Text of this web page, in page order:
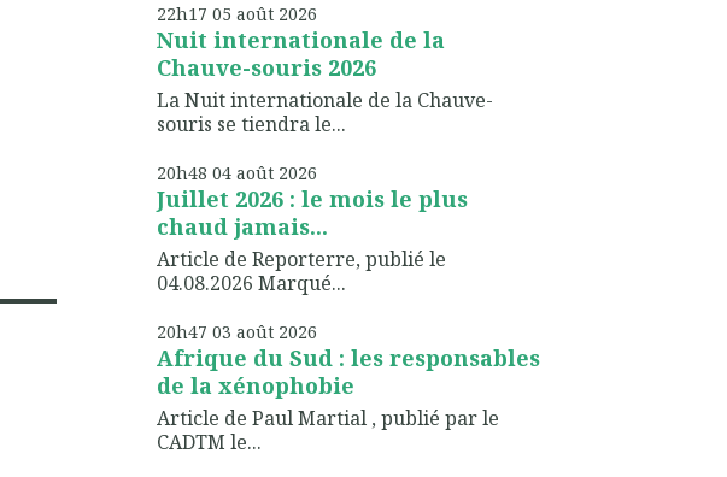
22h17 05 août 2026
Nuit internationale de la
Chauve-souris 2026
La Nuit internationale de la Chauve-
souris se tiendra le...
20h48 04 août 2026
Juillet 2026 : le mois le plus
chaud jamais...
Article de Reporterre, publié le
04.08.2026 Marqué...
20h47 03 août 2026
Afrique du Sud : les responsables
de la xénophobie
Article de Paul Martial , publié par le
CADTM le...